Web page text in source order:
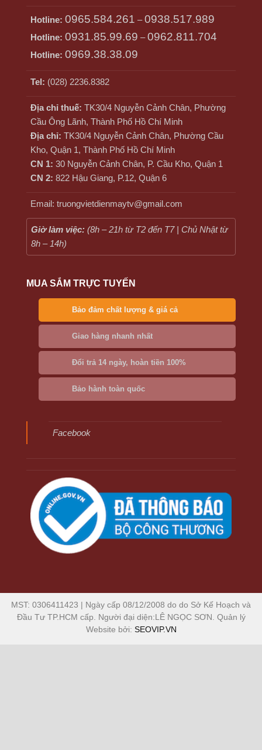
Hotline: 0965.584.261 –0938.517.989
Hotline: 0931.85.99.69 –0962.811.704
Hotline: 0969.38.38.09
Tel: (028) 2236.8382
Địa chỉ thuế: TK30/4 Nguyễn Cảnh Chân, Phường
Cầu Ông Lãnh, Thành Phố Hồ Chí Minh
Địa chỉ: TK30/4 Nguyễn Cảnh Chân, Phường Cầu
Kho, Quận 1, Thành Phố Hồ Chí Minh
CN 1: 30 Nguyễn Cảnh Chân, P. Cầu Kho, Quận 1
CN 2: 822 Hậu Giang, P.12, Quận 6
Email: truongvietdienmaytv@gmail.com
Giờ làm việc: (8h – 21h từ T2 đến T7 | Chủ Nhật từ
8h – 14h)
MUA SẮM TRỰC TUYẾN
Bảo đảm chất lượng & giá cả
Giao hàng nhanh nhất
Đổi trả 14 ngày, hoàn tiền 100%
Bảo hành toàn quốc
Facebook
MST: 0306411423 | Ngày cấp 08/12/2008 do do Sở Kế Hoạch và
Đầu Tư TP.HCM cấp. Người đại diện:LÊ NGỌC SƠN. Quản lý
Website bởi: SEOVIP.VN